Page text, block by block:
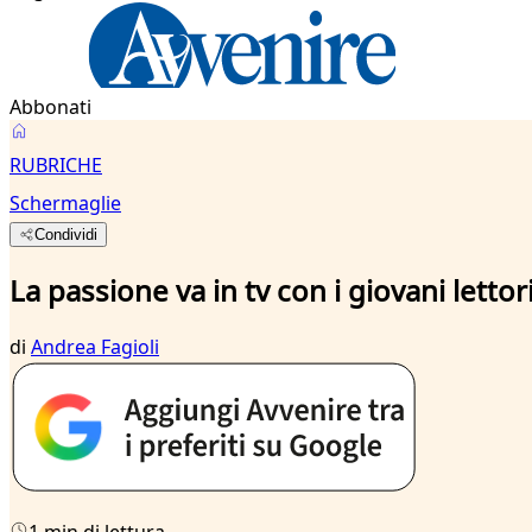
Abbonati
RUBRICHE
Schermaglie
Condividi
La passione va in tv con i giovani
di Andrea Fagioli